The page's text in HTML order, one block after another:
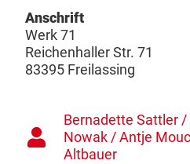
Anschrift
Werk 71
Reichenhaller Str. 71
83395 Freilassing
Bernadette Sattler
Nowak / Antje
Altbauer